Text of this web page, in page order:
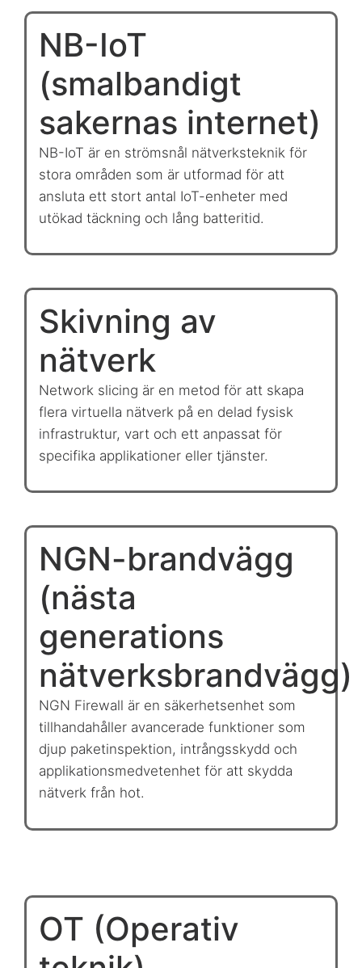
NB-IoT
(smalbandigt
sakernas internet)
NB-IoT är en strömsnål nätverksteknik för
stora områden som är utformad för att
ansluta ett stort antal IoT-enheter med
utökad täckning och lång batteritid.
Skivning av
nätverk
Network slicing är en metod för att skapa
flera virtuella nätverk på en delad fysisk
infrastruktur, vart och ett anpassat för
specifika applikationer eller tjänster.
NGN-brandvägg
(nästa
generations
nätverksbrandvägg)
NGN Firewall är en säkerhetsenhet som
tillhandahåller avancerade funktioner som
djup paketinspektion, intrångsskydd och
applikationsmedvetenhet för att skydda
nätverk från hot.
OT (Operativ